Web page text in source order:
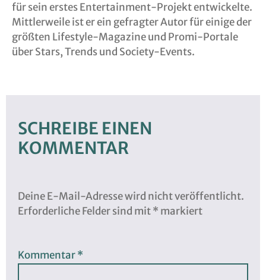
für sein erstes Entertainment-Projekt entwickelte.
Mittlerweile ist er ein gefragter Autor für einige der
größten Lifestyle-Magazine und Promi-Portale
über Stars, Trends und Society-Events.
SCHREIBE EINEN
KOMMENTAR
Deine E-Mail-Adresse wird nicht veröffentlicht.
Erforderliche Felder sind mit* markiert
Kommentar*